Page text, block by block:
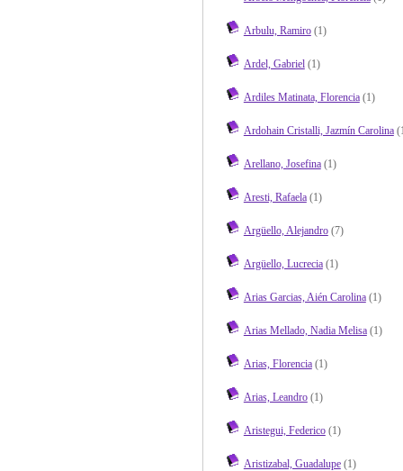
Arbulu, Ramiro(1)
Ardel, Gabriel(1)
Ardiles Matinata, Florencia(1)
Ardohain Cristalli, Jazmín Carolina
Arellano, Josefina(1)
Aresti, Rafaela(1)
Argüello, Alejandro(7)
Argüello, Lucrecia(1)
Arias Garcias, Aién Carolina(1)
Arias Mellado, Nadia Melisa(1)
Arias, Florencia(1)
Arias, Leandro(1)
Aristegui, Federico(1)
Aristizabal, Guadalupe(1)